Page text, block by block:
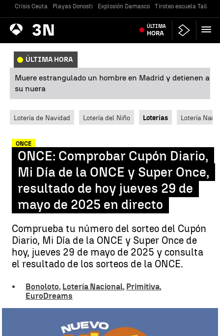
Crisis Ceuta Playas Donosti Explosión Damasco Tiroteo escuela
Antena
3 Noticias ÚLTIMA
HORA
ÚLTIMA HORA
Muere estrangulado un hombre en Madrid y detienen a
su nuera
Lotería de Navidad Lotería del Niño Loterías Lotería
ONCE
ONCE: Comprobar Cupón Diario,
Mi Día de la ONCE y Super Once,
resultado de hoy jueves 29 de
mayo de 2025 en directo
Comprueba tu número del sorteo del Cupón
Diario, Mi Día de la ONCE y Super Once de
hoy, jueves 29 de mayo de 2025 y consulta
el resultado de los sorteos de la ONCE.
Bonoloto, Lotería Nacional, Primitiva,
EuroDreams